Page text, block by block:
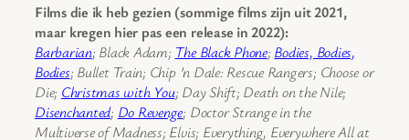
Films die ik heb gezien (sommige films zijn uit 2021,
maar kregen hier pas een release in 2022):
Barbarian; Black Adam; The Black Phone; Bodies, Bodies,
Bodies; Bullet Train; Chip ’n Dale: Rescue Rangers; Choose or
Die; Christmas with You; Day Shift; Death on the Nile;
Disenchanted; Do Revenge; Doctor Strange in the
Multiverse of Madness; Elvis; Everything, Everywhere All at